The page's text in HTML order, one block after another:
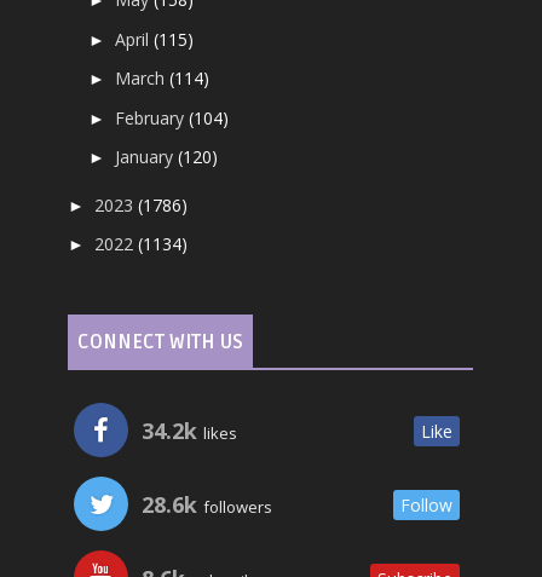
►April(115)
► March(114)
► February(104)
► January(120)
► 2023(1786)
► 2022(1134)
CONNECT WITH US
34.2k likes Like
28.6k followers Follow